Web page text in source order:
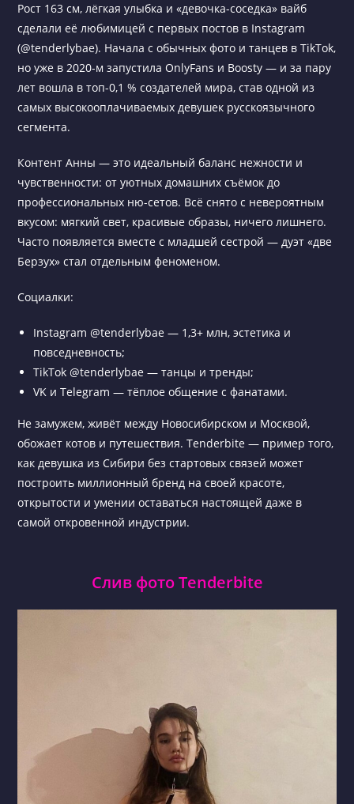
Рост 163 см, лёгкая улыбка и «девочка-соседка» вайб
сделали её любимицей с первых постов в Instagram
(@tenderlybae). Начала с обычных фото и танцев в TikTok,
но уже в 2020-м запустила OnlyFans и Boosty — и за пару
лет вошла в топ-0,1 % создателей мира, став одной из
самых высокооплачиваемых девушек русскоязычного
сегмента.
Контент Анны — это идеальный баланс нежности и
чувственности: от уютных домашних съёмок до
профессиональных ню-сетов. Всё снято с невероятным
вкусом: мягкий свет, красивые образы, ничего лишнего.
Часто появляется вместе с младшей сестрой — дуэт «две
Берзух» стал отдельным феноменом.
Социалки:
Instagram @tenderlybae — 1,3+ млн, эстетика и
повседневность;
TikTok @tenderlybae — танцы и тренды;
VK и Telegram — тёплое общение с фанатами.
Не замужем, живёт между Новосибирском и Москвой,
обожает котов и путешествия. Tenderbite — пример того,
как девушка из Сибири без стартовых связей может
построить миллионный бренд на своей красоте,
открытости и умении оставаться настоящей даже в
самой откровенной индустрии.
Слив фото Tenderbite